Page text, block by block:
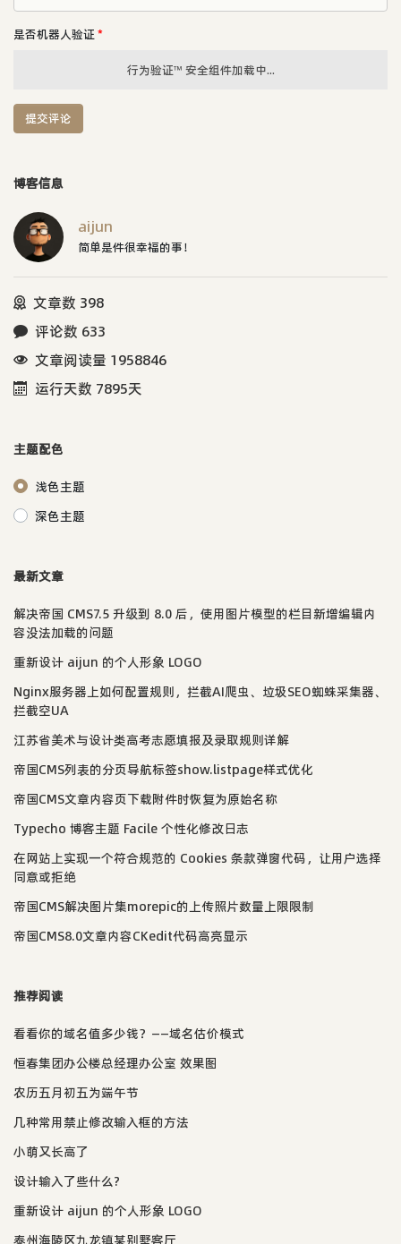
是否机器人验证 *
行为验证™ 安全组件加载中...
提交评论
博客信息
aijun
简单是件很幸福的事！
文章数 398
评论数 633
文章阅读量 1958846
运行天数 7895天
主题配色
浅色主题
深色主题
最新文章
解决帝国 CMS7.5 升级到 8.0 后，使用图片模型的栏目新增编辑内
容没法加载的问题
重新设计 aijun 的个人形象 LOGO
Nginx服务器上如何配置规则，拦截AI爬虫、垃圾SEO蜘蛛采集器、
拦截空UA
江苏省美术与设计类高考志愿填报及录取规则详解
帝国CMS列表的分页导航标签show.listpage样式优化
帝国CMS文章内容页下载附件时恢复为原始名称
Typecho 博客主题 Facile 个性化修改日志
在网站上实现一个符合规范的 Cookies 条款弹窗代码，让用户选择
同意或拒绝
帝国CMS解决图片集morepic的上传照片数量上限限制
帝国CMS8.0文章内容CKedit代码高亮显示
推荐阅读
看看你的域名值多少钱？——域名估价模式
恒春集团办公楼总经理办公室 效果图
农历五月初五为端午节
几种常用禁止修改输入框的方法
小萌又长高了
设计输入了些什么?
重新设计 aijun 的个人形象 LOGO
泰州海陵区九龙镇某别墅客厅